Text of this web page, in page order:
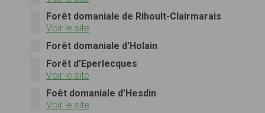
Forêt domaniale de Rihoult-Clairmarais
Voir le site
Forêt domaniale d'Holain
Forêt d'Eperlecques
Voir le site
Foêt domaniale d'Hesdin
Voir le site